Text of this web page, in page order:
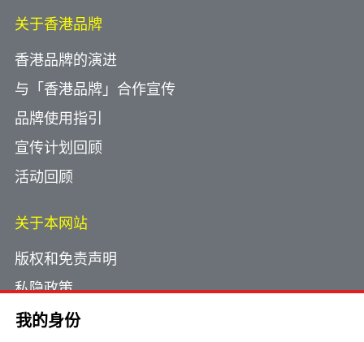
我的身份
关于香港品牌
香港品牌的演进
与「香港品牌」合作宣传
品牌使用指引
宣传计划回顾
活动回顾
关于本网站
版权和免责声明
私隐政策
使用小型文字档案